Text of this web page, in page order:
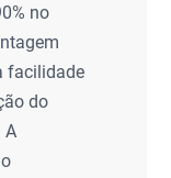
no
facilidade
do
A